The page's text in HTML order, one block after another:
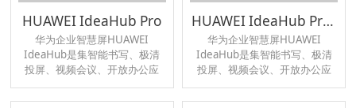
HUAWEI IdeaHub Pro
华为企业智慧屏HUAWEI
IdeaHub是集智能书写、极清
投屏、视频会议、开放办公应
用市场为一体的智能终端产
品，是面向企业团队协作的新
HUAWEI IdeaHub Pro 86
华为企业智慧屏HUAWEI
IdeaHub是集智能书写、极清
投屏、视频会议、开放办公应
用市场为一体的智能终端产
品，是面向企业团队协作的新